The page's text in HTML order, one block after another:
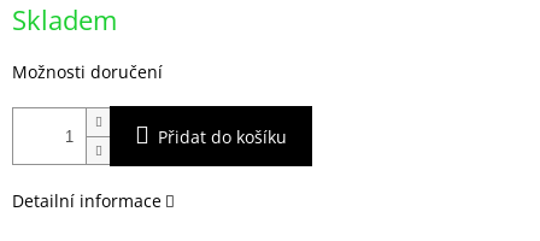
cena:
Skladem
Možnosti doručení
Přidat do košíku
Detailní informace